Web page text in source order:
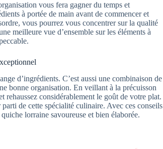
vous fera gagner du temps et
à portée de main avant de commencer et
vous pourrez vous concentrer sur la qualité
meilleure vue d’ensemble sur les éléments à
d’ingrédients. C’est aussi une combinaison de
bonne organisation. En veillant à la précuisson
rehaussez considérablement le goût de votre plat.
de cette spécialité culinaire. Avec ces conseils
lorraine savoureuse et bien élaborée.